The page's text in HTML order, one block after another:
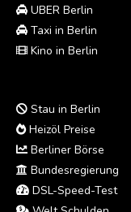
UBER Berlin
Taxi in Berlin
Kino in Berlin
Stau in Berlin
Heizöl Preise
Berliner Börse
Bundesregierung
DSL-Speed-Test